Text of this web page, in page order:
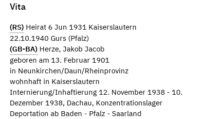
Vita
(RS) Heirat 6 Jun 1931 Kaiserslautern
22.10.1940 Gurs (Pfalz)
(GB-BA) Herze, Jakob Jacob
geboren am 13. Februar 1901
in Neunkirchen/Daun/Rheinprovinz
wohnhaft in Kaiserslautern
Internierung/Inhaftierung 12. November 1938 - 10.
Dezember 1938, Dachau, Konzentrationslager
Deportation ab Baden - Pfalz - Saarland